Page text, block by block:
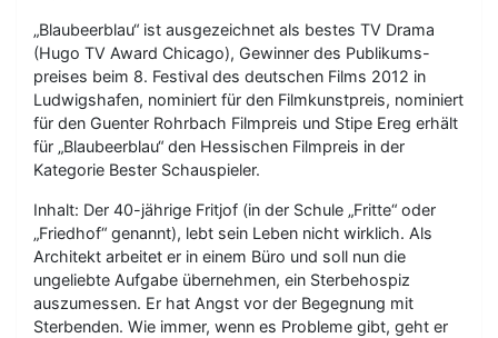
„Blaubeerblau“ ist ausgezeichnet als bestes TV Drama
(Hugo TV Award Chicago), Gewinner des Publikums-
preises beim 8. Festival des deutschen Films 2012 in
Ludwigshafen, nominiert für den Filmkunstpreis, nominiert
für den Guenter Rohrbach Filmpreis und Stipe Ereg erhält
für „Blaubeerblau“ den Hessischen Filmpreis in der
Kategorie Bester Schauspieler.
Inhalt: Der 40-jährige Fritjof (in der Schule „Fritte“ oder
„Friedhof“ genannt), lebt sein Leben nicht wirklich. Als
Architekt arbeitet er in einem Büro und soll nun die
ungeliebte Aufgabe übernehmen, ein Sterbehospiz
auszumessen. Er hat Angst vor der Begegnung mit
Sterbenden. Wie immer, wenn es Probleme gibt, geht er